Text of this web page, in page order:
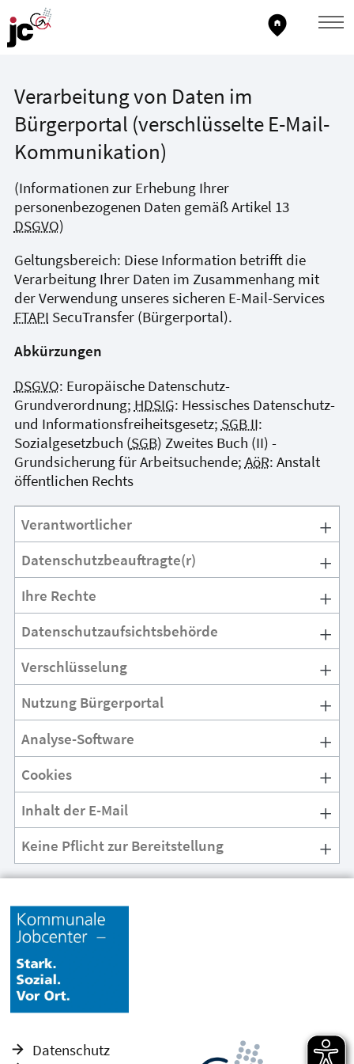
home_pin
Verarbeitung von Daten im
Bürgerportal (verschlüsselte E-Mail-
Kommunikation)
(Informationen zur Erhebung Ihrer
personenbezogenen Daten gemäß Artikel 13
DSGVO)
Geltungsbereich: Diese Information betrifft die
Verarbeitung Ihrer Daten im Zusammenhang mit
der Verwendung unseres sicheren E-Mail-Services
FTAPI SecuTransfer (Bürgerportal).
Abkürzungen
DSGVO: Europäische Datenschutz-
Grundverordnung; HDSIG: Hessisches Datenschutz-
und Informationsfreiheitsgesetz; SGB II:
Sozialgesetzbuch (SGB) Zweites Buch (II) -
Grundsicherung für Arbeitsuchende; AöR: Anstalt
öffentlichen Rechts
Verantwortlicher
Datenschutzbeauftragte(r)
Ihre Rechte
Datenschutzaufsichtsbehörde
Verschlüsselung
Nutzung Bürgerportal
Analyse-Software
Cookies
Inhalt der E-Mail
Keine Pflicht zur Bereitstellung
Datenschutz